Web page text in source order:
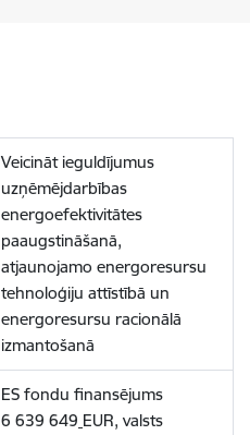
Veicināt ieguldījumus
uzņēmējdarbības
energoefektivitātes
paaugstināšanā,
atjaunojamo energoresursu
tehnoloģiju attīstībā un
energoresursu racionālā
izmantošanā
ES fondu finansējums
6 639 649 EUR, valsts